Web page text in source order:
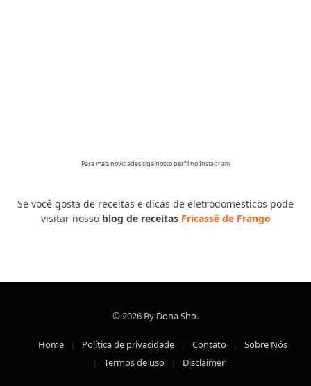
Para mais novidades siga nosso perfil noInstagram
Se você gosta de receitas e dicas de eletrodomesticos pode
visitar nosso blog de receitas Fricassê de Frango
© 2026 By Dona Sho.
Home Política de privacidade Contato
Sobre Nós
Termos de uso
Disclaimer